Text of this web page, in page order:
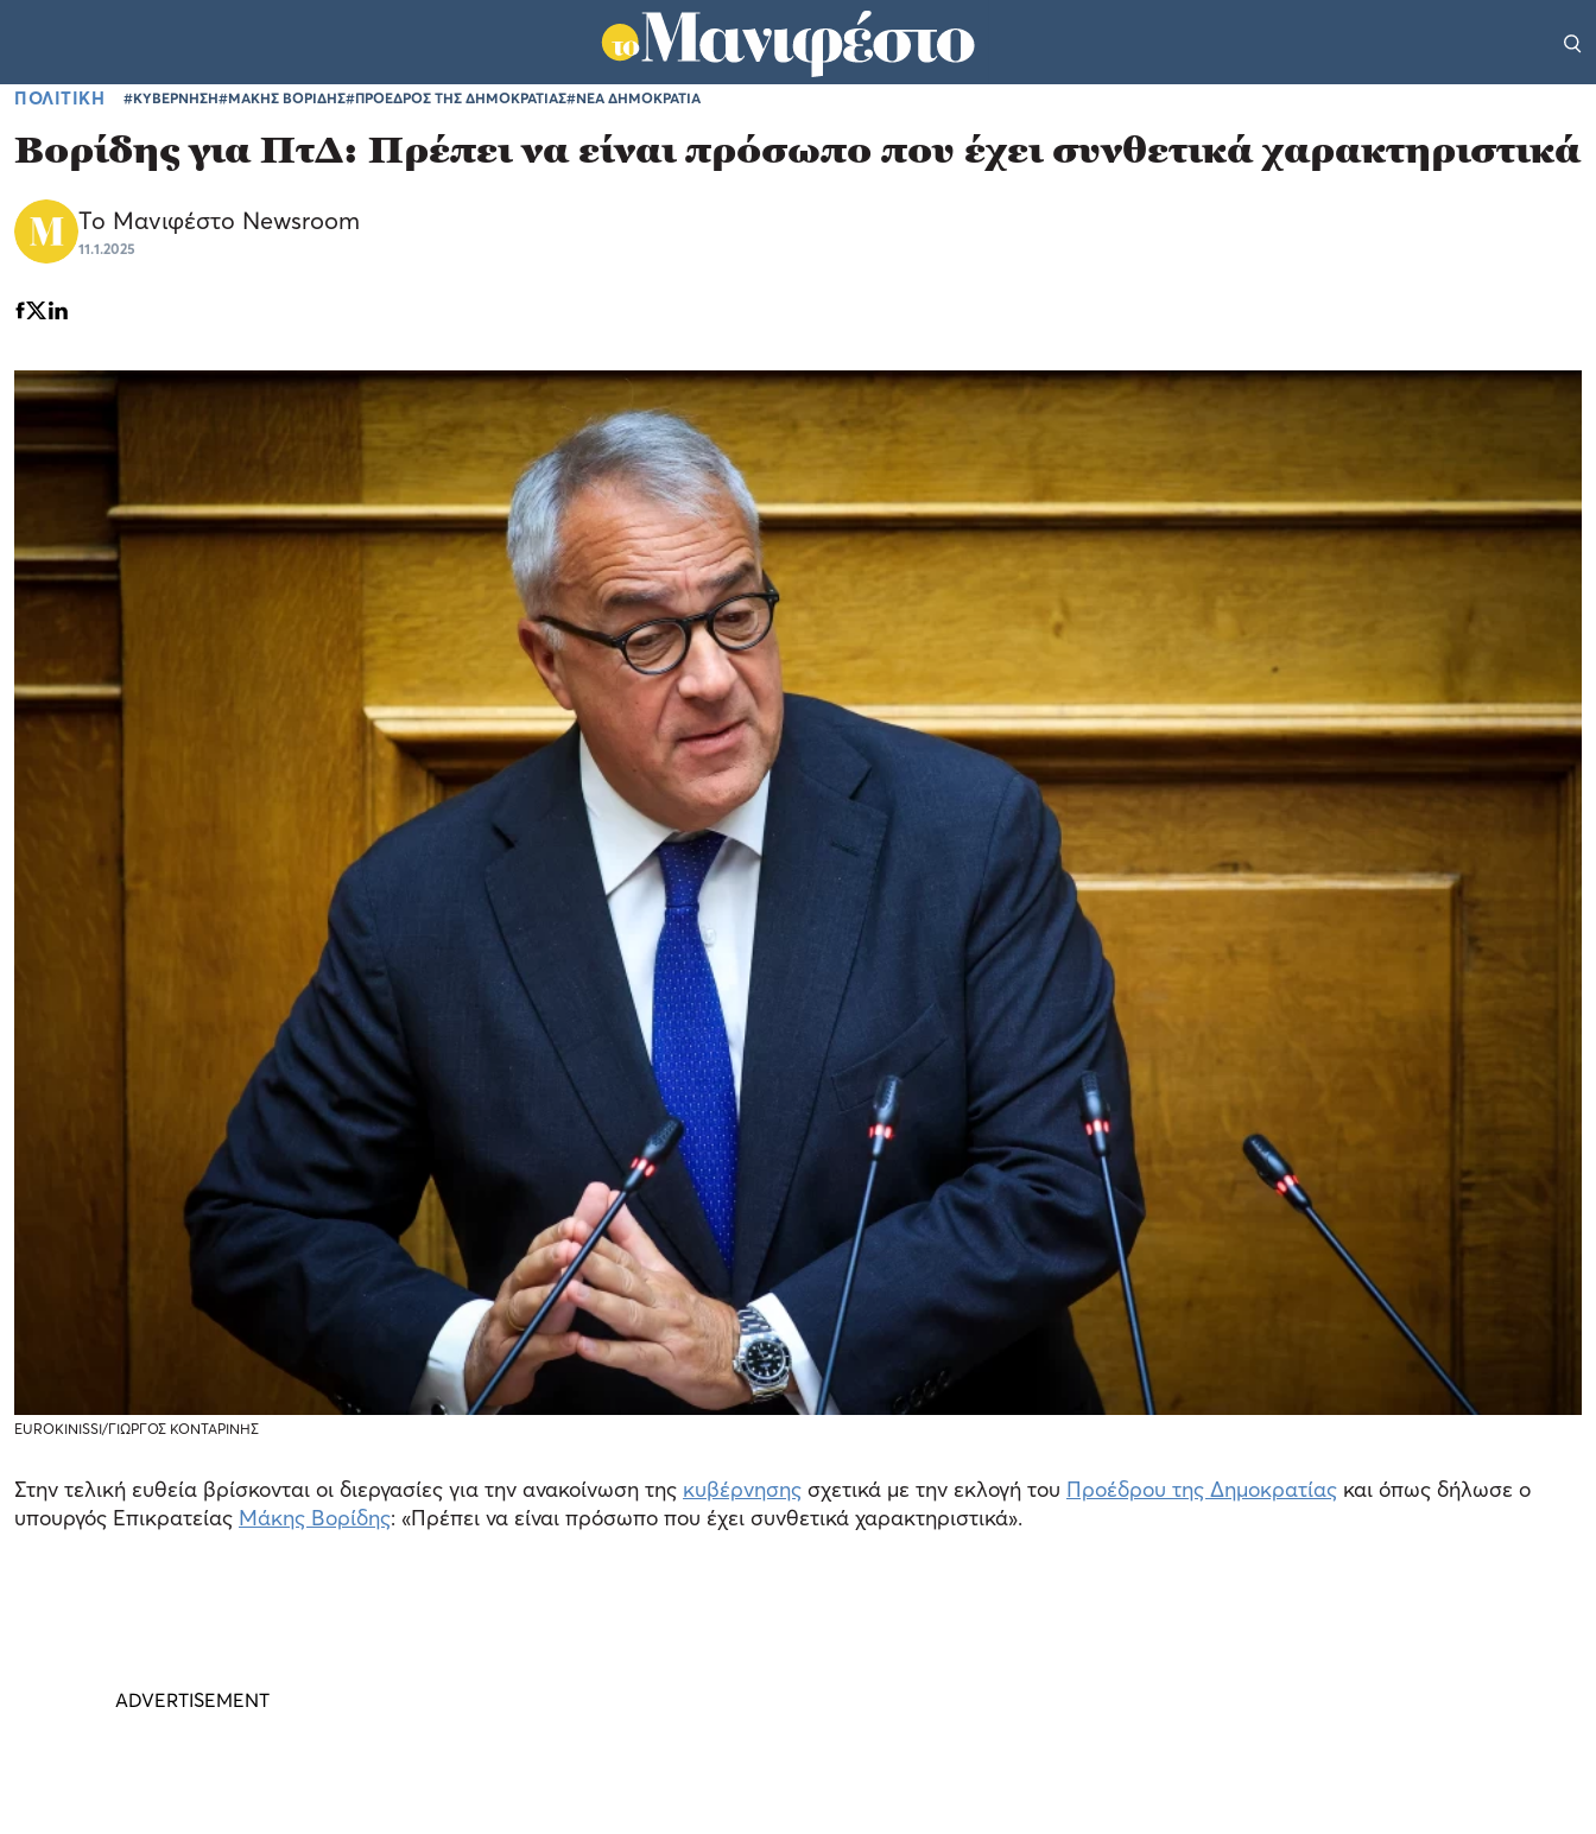
ΠΟΛΙΤΙΚΗ #ΚΥΒΕΡΝΗΣΗ#ΜΑΚΗΣ ΒΟΡΙΔΗΣ#ΠΡΟΕΔΡΟΣ ΤΗΣ ΔΗΜΟΚΡΑΤΙΑΣ#ΝΕΑ ΔΗΜΟΚΡΑΤΙΑ
Βορίδης για ΠτΔ: Πρέπει να είναι πρόσωπο που έχει συνθετικά χαρακτηριστικά
Το Μανιφέστο Newsroom
11.1.2025
EUROKINISSI/ΓΙΩΡΓΟΣ ΚΟΝΤΑΡΙΝΗΣ
Στην τελική ευθεία βρίσκονται οι διεργασίες για την ανακοίνωση της κυβέρνησης σχετικά με την εκλογή του Προέδρου της Δημοκρατίας και όπως δήλωσε ο
υπουργός Επικρατείας Μάκης Βορίδης: «Πρέπει να είναι πρόσωπο που έχει συνθετικά χαρακτηριστικά».